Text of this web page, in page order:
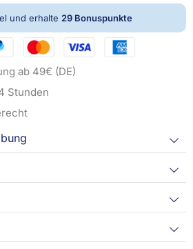
und erhalte 29 Bonuspunkte
ab 49€ (DE)
Stunden